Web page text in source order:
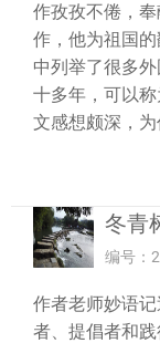
作孜孜不倦，
作，他为祖国
中列举了很多
十多年，可以
文感想颇深，为
冬青
编号：
作者老师妙语
者、提倡者和